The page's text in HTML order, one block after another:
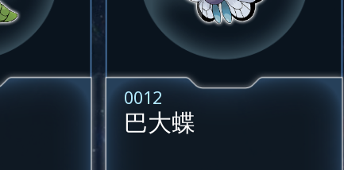
0012
巴大蝶